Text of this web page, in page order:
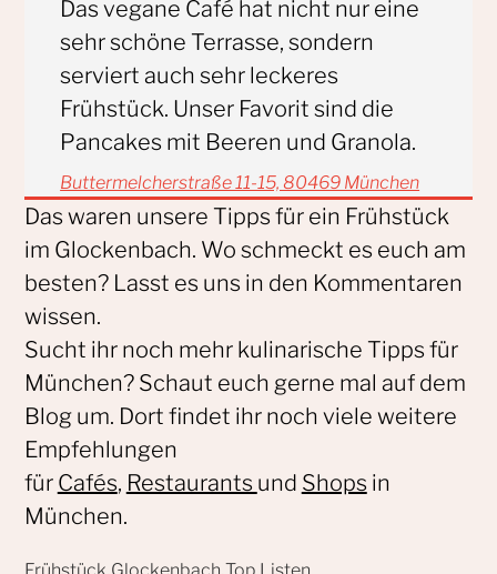
Das vegane Café hat nicht nur eine
sehr schöne Terrasse, sondern
serviert auch sehr leckeres
Frühstück. Unser Favorit sind die
Pancakes mit Beeren und Granola.
Buttermelcherstraße 11-15, 80469 München
Das waren unsere Tipps für ein Frühstück
im Glockenbach. Wo schmeckt es euch am
besten? Lasst es uns in den Kommentaren
wissen.
Sucht ihr noch mehr kulinarische Tipps für
München? Schaut euch gerne mal auf dem
Blog um. Dort findet ihr noch viele weitere
Empfehlungen
für Cafés, Restaurants und Shopsin
München.